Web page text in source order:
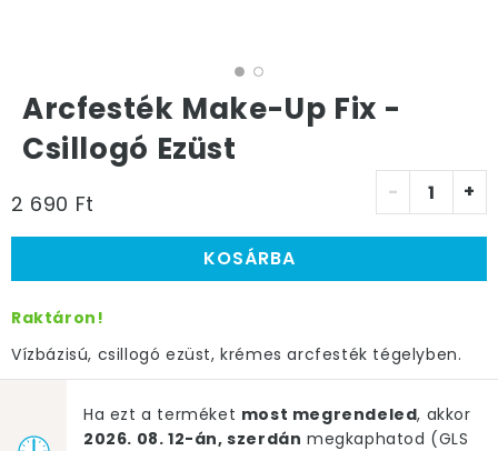
Arcfesték Make-Up Fix -
Csillogó Ezüst
2 690 Ft - +
KOSÁRBA
Raktáron!
Vízbázisú, csillogó ezüst, krémes arcfesték tégelyben.
Ha ezt a terméket most megrendeled, akkor
2026. 08. 12-án, szerdán megkaphatod (GLS